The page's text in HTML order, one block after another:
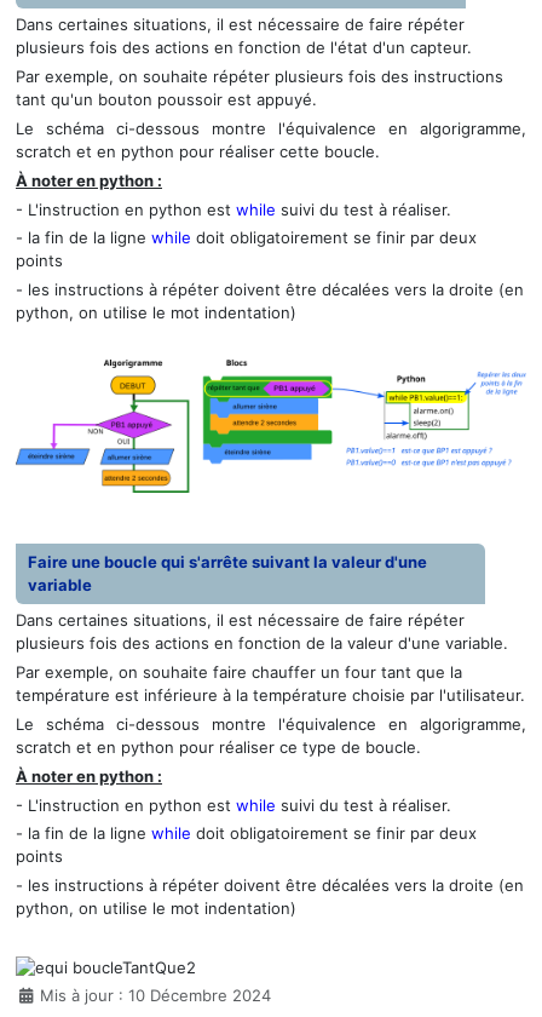
Dans certaines situations, il est nécessaire de faire répéter
plusieurs fois des actions en fonction de l'état d'un capteur.
Par exemple, on souhaite répéter plusieurs fois des instructions
tant qu'un bouton poussoir est appuyé.
Le schéma ci-dessous montre l'équivalence en algorigramme,
scratch et en python pour réaliser cette boucle.
À noter en python :
- L'instruction en python est while suivi du test à réaliser.
- la fin de la ligne while doit obligatoirement se finir par deux
points
- les instructions à répéter doivent être décalées vers la droite (en
python, on utilise le mot indentation)
Faire une boucle qui s'arrête suivant la valeur d'une
variable
Dans certaines situations, il est nécessaire de faire répéter
plusieurs fois des actions en fonction de la valeur d'une variable.
Par exemple, on souhaite faire chauffer un four tant que la
température est inférieure à la température choisie par l'utilisateur.
Le schéma ci-dessous montre l'équivalence en algorigramme,
scratch et en python pour réaliser ce type de boucle.
À noter en python :
- L'instruction en python est while suivi du test à réaliser.
- la fin de la ligne while doit obligatoirement se finir par deux
points
- les instructions à répéter doivent être décalées vers la droite (en
python, on utilise le mot indentation)
DétailsMis à jour : 10 Décembre 2024